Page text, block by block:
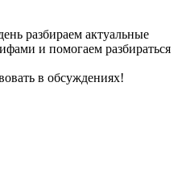
разбираем актуальные
и помогаем разбираться
в обсуждениях!